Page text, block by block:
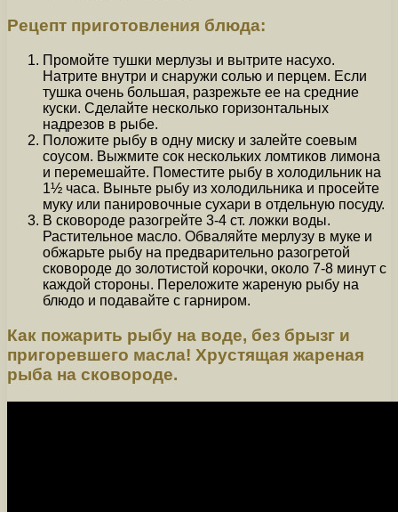
Рецепт приготовления блюда:
Промойте тушки мерлузы и вытрите насухо.
Натрите внутри и снаружи солью и перцем. Если
тушка очень большая, разрежьте ее на средние
куски. Сделайте несколько горизонтальных
надрезов в рыбе.
Положите рыбу в одну миску и залейте соевым
соусом. Выжмите сок нескольких ломтиков лимона
и перемешайте. Поместите рыбу в холодильник на
1½ часа. Выньте рыбу из холодильника и просейте
муку или панировочные сухари в отдельную посуду.
В сковороде разогрейте 3-4 ст. ложки воды.
Растительное масло. Обваляйте мерлузу в муке и
обжарьте рыбу на предварительно разогретой
сковороде до золотистой корочки, около 7-8 минут с
каждой стороны. Переложите жареную рыбу на
блюдо и подавайте с гарниром.
Как пожарить рыбу на воде, без брызг и
пригоревшего масла! Хрустящая жареная
рыба на сковороде.